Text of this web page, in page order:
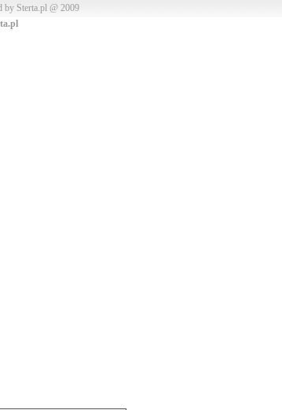
by Sterta.pl @ 2009